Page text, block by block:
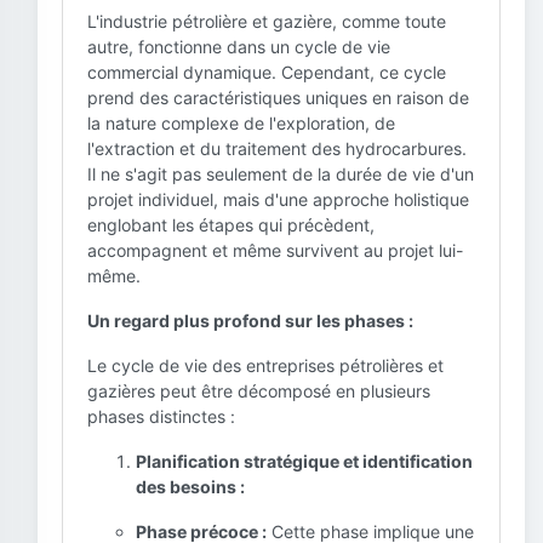
L'industrie pétrolière et gazière, comme toute
autre, fonctionne dans un cycle de vie
commercial dynamique. Cependant, ce cycle
prend des caractéristiques uniques en raison de
la nature complexe de l'exploration, de
l'extraction et du traitement des hydrocarbures.
Il ne s'agit pas seulement de la durée de vie d'un
projet individuel, mais d'une approche holistique
englobant les étapes qui précèdent,
accompagnent et même survivent au projet lui-
même.
Un regard plus profond sur les phases :
Le cycle de vie des entreprises pétrolières et
gazières peut être décomposé en plusieurs
phases distinctes :
Planification stratégique et identification
des besoins :
Phase précoce : Cette phase implique une